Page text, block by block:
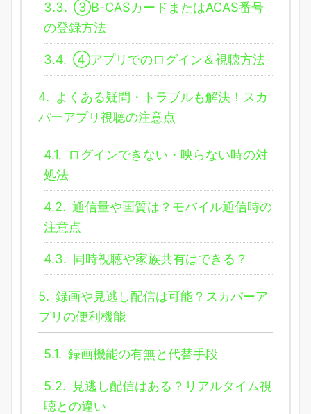
3.3. ③B-CASカードまたはACAS番号
の登録方法
3.4. ④アプリでのログイン＆視聴方法
4. よくある疑問・トラブルも解決！スカ
パーアプリ視聴の注意点
4.1. ログインできない・映らない時の対
処法
4.2. 通信量や画質は？モバイル通信時の
注意点
4.3. 同時視聴や家族共有はできる？
5. 録画や見逃し配信は可能？スカパーア
プリの便利機能
5.1. 録画機能の有無と代替手段
5.2. 見逃し配信はある？リアルタイム視
聴との違い